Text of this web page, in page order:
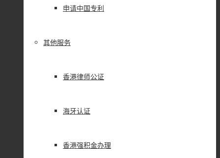
申请中国专利
其他服务
香港律师公证
海牙认证
香港强积金办理